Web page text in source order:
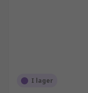
I lager